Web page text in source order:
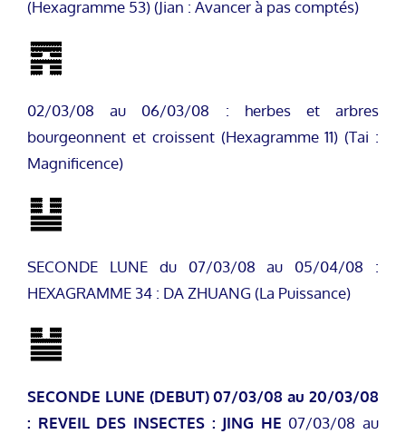
(Hexagramme 53) (Jian : Avancer à pas comptés)
02/03/08 au 06/03/08 : herbes et arbres
bourgeonnent et croissent (Hexagramme 11) (Tai :
Magnificence)
SECONDE LUNE du 07/03/08 au 05/04/08 :
HEXAGRAMME 34 : DA ZHUANG (La Puissance)
SECONDE LUNE (DEBUT) 07/03/08 au 20/03/08
: REVEIL DES INSECTES : JING HE 07/03/08 au